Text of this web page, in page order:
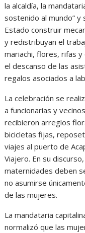
la alcaldía, la
sostenido al mundo”
Estado construir
y redistribuyan el
mariachi, flores, rifas
el descanso de las
regalos asociados a
La celebración se
a funcionarias y
recibieron arreglos
bicicletas fijas,
viajes al puerto de
Viajero. En su
maternidades deben
no asumirse
de las mujeres.
La mandataria
normalizó que las